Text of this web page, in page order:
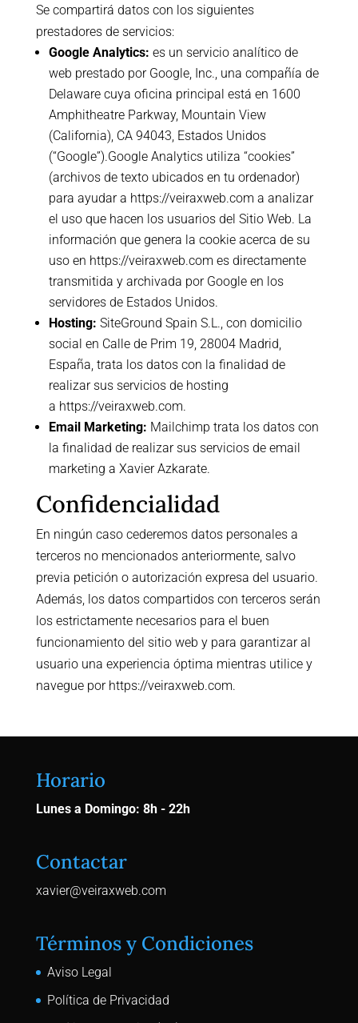
Se compartirá datos con los siguientes
prestadores de servicios:
Google Analytics: es un servicio analítico de
web prestado por Google, Inc., una compañía de
Delaware cuya oficina principal está en 1600
Amphitheatre Parkway, Mountain View
(California), CA 94043, Estados Unidos
(“Google”).Google Analytics utiliza “cookies”
(archivos de texto ubicados en tu ordenador)
para ayudar a https://veiraxweb.com a analizar
el uso que hacen los usuarios del Sitio Web. La
información que genera la cookie acerca de su
uso en https://veiraxweb.com es directamente
transmitida y archivada por Google en los
servidores de Estados Unidos.
Hosting: SiteGround Spain S.L., con domicilio
social en Calle de Prim 19, 28004 Madrid,
España, trata los datos con la finalidad de
realizar sus servicios de hosting
a https://veiraxweb.com.
Email Marketing: Mailchimp trata los datos con
la finalidad de realizar sus servicios de email
marketing a Xavier Azkarate.
Confidencialidad
En ningún caso cederemos datos personales a
terceros no mencionados anteriormente, salvo
previa petición o autorización expresa del usuario.
Además, los datos compartidos con terceros serán
los estrictamente necesarios para el buen
funcionamiento del sitio web y para garantizar al
usuario una experiencia óptima mientras utilice y
navegue por https://veiraxweb.com.
Horario
Lunes a Domingo: 8h - 22h
Contactar
xavier@veiraxweb.com
Términos y Condiciones
Aviso Legal
Política de Privacidad